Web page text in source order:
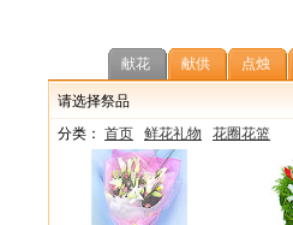
献花 献供 点烛
请选择祭品
分类： 首页 鲜花礼物 花圈花篮